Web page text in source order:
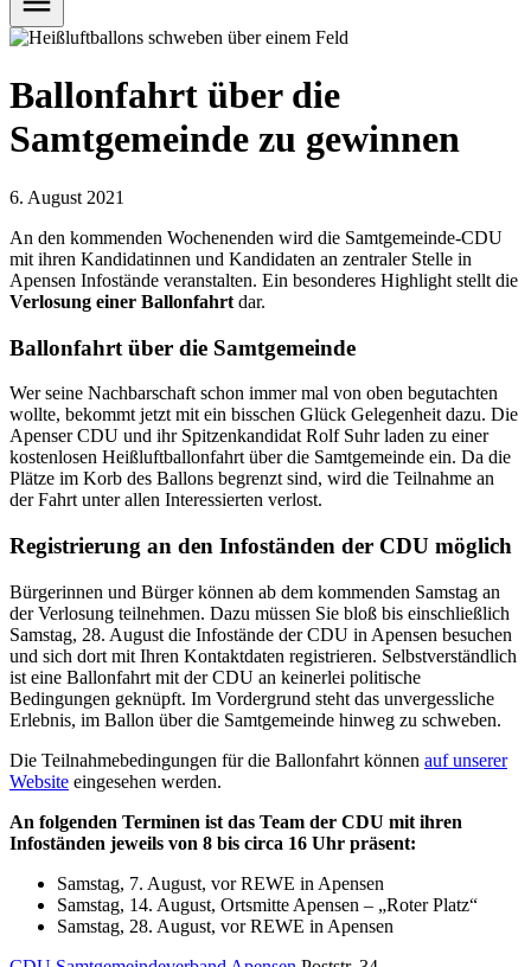
Ballonfahrt über die
Samtgemeinde zu gewinnen
6. August 2021
An den kommenden Wochenenden wird die Samtgemeinde-CDU
mit ihren Kandidatinnen und Kandidaten an zentraler Stelle in
Apensen Infostände veranstalten. Ein besonderes Highlight stellt die
Verlosung einer Ballonfahrt dar.
Ballonfahrt über die Samtgemeinde
Wer seine Nachbarschaft schon immer mal von oben begutachten
wollte, bekommt jetzt mit ein bisschen Glück Gelegenheit dazu. Die
Apenser CDU und ihr Spitzenkandidat Rolf Suhr laden zu einer
kostenlosen Heißluftballonfahrt über die Samtgemeinde ein. Da die
Plätze im Korb des Ballons begrenzt sind, wird die Teilnahme an
der Fahrt unter allen Interessierten verlost.
Registrierung an den Infoständen der CDU möglich
Bürgerinnen und Bürger können ab dem kommenden Samstag an
der Verlosung teilnehmen. Dazu müssen Sie bloß bis einschließlich
Samstag, 28. August die Infostände der CDU in Apensen besuchen
und sich dort mit Ihren Kontaktdaten registrieren. Selbstverständlich
ist eine Ballonfahrt mit der CDU an keinerlei politische
Bedingungen geknüpft. Im Vordergrund steht das unvergessliche
Erlebnis, im Ballon über die Samtgemeinde hinweg zu schweben.
Die Teilnahmebedingungen für die Ballonfahrt können auf unserer
Website eingesehen werden.
An folgenden Terminen ist das Team der CDU mit ihren
Infoständen jeweils von 8 bis circa 16 Uhr präsent:
Samstag, 7. August, vor REWE in Apensen
Samstag, 14. August, Ortsmitte Apensen – „Roter Platz“
Samstag, 28. August, vor REWE in Apensen